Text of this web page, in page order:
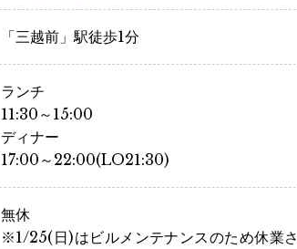
「三越前」駅徒歩1分
ランチ
11:30～15:00
ディナー
17:00～22:00(LO21:30)
無休
※1/25(日)はビルメンテナンスのため休業さ